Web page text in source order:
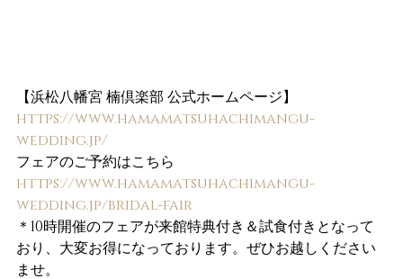
【浜松八幡宮 楠倶楽部 公式ホームページ】
https://www.hamamatsuhachimangu-
wedding.jp/
フェアのご予約はこちら
https://www.hamamatsuhachimangu-
wedding.jp/bridal-fair
＊10時開催のフェアが来館特典付き＆試食付きとなって
おり、大変お得になっております。ぜひお越しください
ませ。